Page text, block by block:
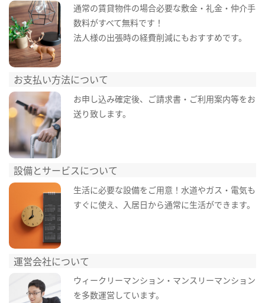
通常の賃貸物件の場合必要な敷金・礼金・仲介手
数料がすべて無料です！
法人様の出張時の経費削減にもおすすめです。
お支払い方法について
お申し込み確定後、ご請求書・ご利用案内等をお
送り致します。
設備とサービスについて
生活に必要な設備をご用意！水道やガス・電気も
すぐに使え、入居日から通常に生活ができます。
運営会社について
ウィークリーマンション・マンスリーマンション
を多数運営しています。